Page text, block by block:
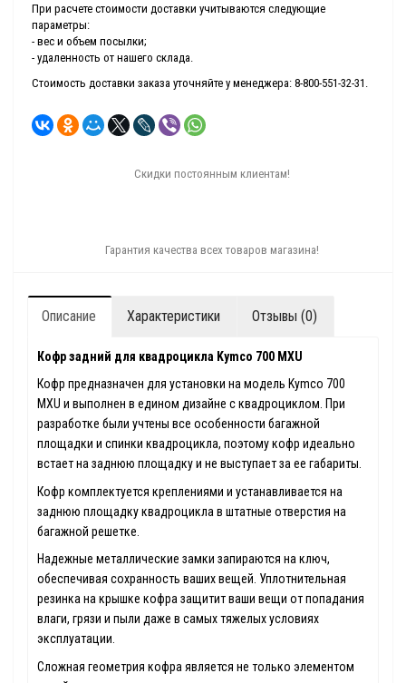
При расчете стоимости доставки учитываются следующие
параметры:
- вес и объем посылки;
- удаленность от нашего склада.
Стоимость доставки заказа уточняйте у менеджера: 8-800-551-32-31.
Скидки постоянным клиентам!
Гарантия качества всех товаров магазина!
Описание Характеристики Отзывы (0)
Кофр задний для квадроцикла Kymco 700 MXU
Кофр предназначен для установки на модель Kymco 700
MXU и выполнен в едином дизайне с квадроциклом. При
разработке были учтены все особенности багажной
площадки и спинки квадроцикла, поэтому кофр идеально
встает на заднюю площадку и не выступает за ее габариты.
Кофр комплектуется креплениями и устанавливается на
заднюю площадку квадроцикла в штатные отверстия на
багажной решетке.
Надежные металлические замки запираются на ключ,
обеспечивая сохранность ваших вещей. Уплотнительная
резинка на крышке кофра защитит ваши вещи от попадания
влаги, грязи и пыли даже в самых тяжелых условиях
эксплуатации.
Сложная геометрия кофра является не только элементом